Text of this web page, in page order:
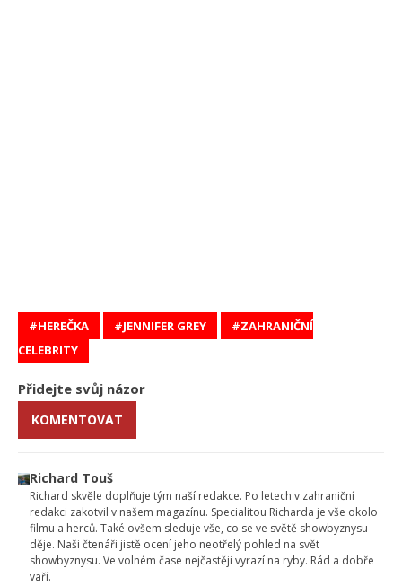
HEREČKA JENNIFER GREY
ZAHRANIČNÍ
CELEBRITY
Přidejte svůj názor
KOMENTOVAT
Richard Touš
Richard skvěle doplňuje tým naší redakce. Po letech v zahraniční
redakci zakotvil v našem magazínu. Specialitou Richarda je vše okolo
filmu a herců. Také ovšem sleduje vše, co se ve světě showbyznysu
děje. Naši čtenáři jistě ocení jeho neotřelý pohled na svět
showbyznysu. Ve volném čase nejčastěji vyrazí na ryby. Rád a dobře
vaří.